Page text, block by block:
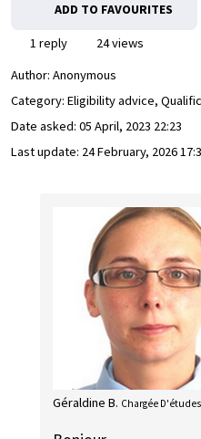
ADD TO FAVOURITES
1 reply
24 views
Author: Anonymous
Category: Eligibility advice,
Date asked: 05 April, 2023 22:23
Last update: 24 February, 2026
Géraldine B. Chargée